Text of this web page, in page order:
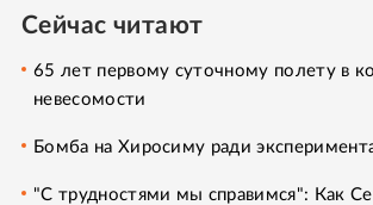
Сейчас читают
65 лет первому суточному полету в
невесомости
Бомба на Хиросиму ради
"С трудностями мы справимся": Как